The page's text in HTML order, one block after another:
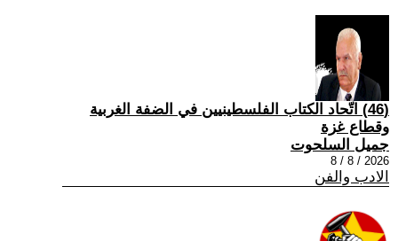
(46) اتّحاد الكتاب الفلسطينيين في الضفة الغربية
وقطاع غزة
جميل السلحوت
2026 / 8 / 8
الادب والفن